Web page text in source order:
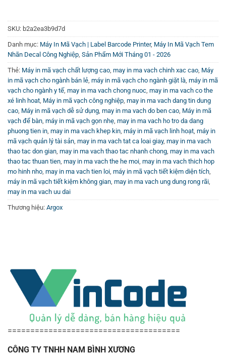
tạiKênh Youtube Vincode.
SKU: b2a2ea3b9d7d
Danh mục: Máy In Mã Vạch | Label Barcode Printer, Máy In Mã Vạch Tem
Nhãn Decal Công Nghiệp, Sản Phẩm Mới Tháng 01 - 2026
Thẻ: Máy in mã vạch chất lượng cao, may in ma vach chinh xac cao, Máy
in mã vạch cho ngành bán lẻ, máy in mã vạch cho ngành giặt là, máy in mã
vạch cho ngành y tế, may in ma vach chong nuoc, may in ma vach co the
xé linh hoat, Máy in mã vạch công nghiệp, may in ma vach dang tin dung
cao, Máy in mã vạch dễ sử dụng, may in ma vach do ben cao, Máy in mã
vạch để bàn, máy in mã vạch gọn nhẹ, may in ma vach ho tro da dang
phuong tien in, may in ma vach khep kin, máy in mã vạch linh hoạt, máy in
mã vạch quản lý tài sản, may in ma vach tat ca loai giay, may in ma vach
thao tac don gian, may in ma vach thao tac nhanh chong, may in ma vach
thao tac thuan tien, may in ma vach the he moi, may in ma vach thich hop
mo hinh nho, may in ma vach tien loi, máy in mã vạch tiết kiệm diện tích,
máy in mã vạch tiết kiệm không gian, may in ma vach ung dung rong rãi,
may in ma vach uu dai
Thương hiệu: Argox
======================================
CÔNG TY TNHH NAM BÌNH XƯƠNG